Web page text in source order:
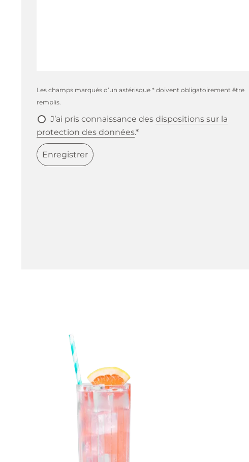
Les champs marqués d’un astérisque * doivent obligatoirement être
remplis.
J’ai pris connaissance des dispositions sur la
protection des données.*
Enregistrer